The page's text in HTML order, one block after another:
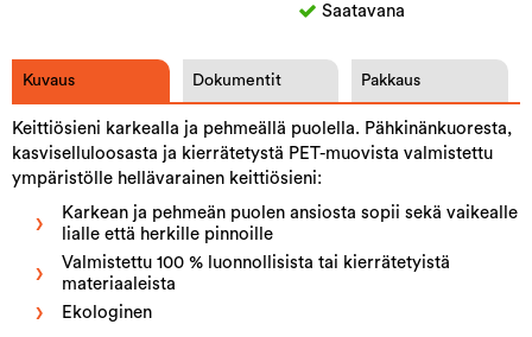
Saatavana
Kuvaus Dokumentit Pakkaus
Keittiösieni karkealla ja pehmeällä puolella. Pähkinänkuoresta,
kasviselluloosasta ja kierrätetystä PET-muovista valmistettu
ympäristölle hellävarainen keittiösieni:
Karkean ja pehmeän puolen ansiosta sopii sekä vaikealle
lialle että herkille pinnoille
Valmistettu 100 % luonnollisista tai kierrätetyistä
materiaaleista
Ekologinen